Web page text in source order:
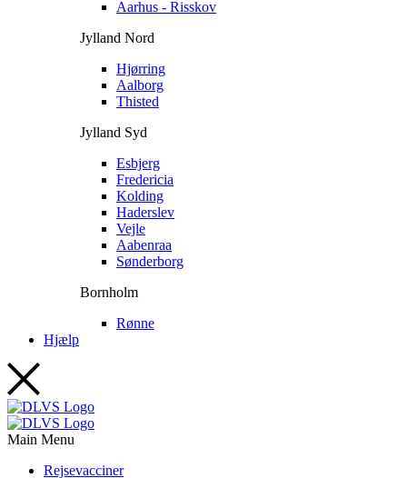
Aarhus - Risskov
Jylland Nord
Hjørring
Aalborg
Thisted
Jylland Syd
Esbjerg
Fredericia
Kolding
Haderslev
Vejle
Aabenraa
Sønderborg
Bornholm
Rønne
Hjælp
Main Menu
Rejsevacciner